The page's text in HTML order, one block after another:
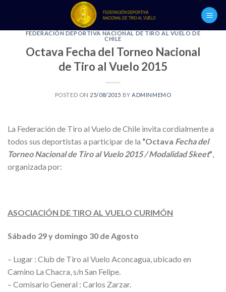
contentFEDERACIÓN DEPORTIVA NACIONAL DE TIRO AL VUELO DE
CHILE
Octava Fecha del Torneo Nacional
de Tiro al Vuelo 2015
POSTED ON 25/08/2015 BY ADMINMEMO
La Federación de Tiro al Vuelo de Chile invita cordialmente a
todos sus deportistas a participar de la “Octava Fecha del
Torneo Nacional de Tiro al Vuelo 2015 / Modalidad Skeet”
organizada por:
ASOCIACIÓN DE TIRO AL VUELO CURIMÓN
Sábado 29 y domingo 30 de Agosto
– Lugar : Club de Tiro al Vuelo Aconcagua, ubicado en
Camino La Chacra, s/n San Felipe.
– Comisario General : Carlos Zarzar.